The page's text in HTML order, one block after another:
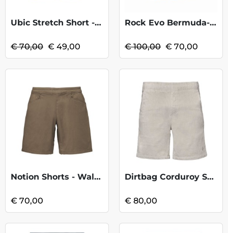
Ubic Stretch Short - Coronet Blue KOOPJE
€ 70,00 € 49,00
Rock Evo Bermuda-Stargazer/Vulcan KOOPJE
€ 100,00 € 70,00
Notion Shorts - Walnut
€ 70,00
Dirtbag Corduroy Shorts - Birch
€ 80,00